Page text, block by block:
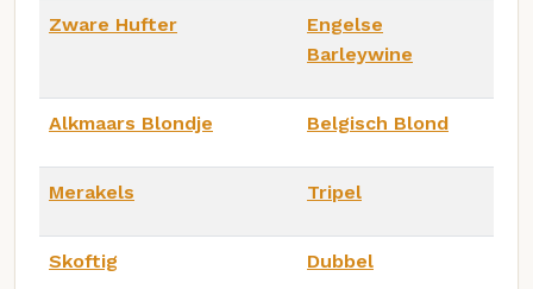
Zware Hufter
Engelse
Barleywine
Alkmaars Blondje Belgisch Blond
Merakels Tripel
Skoftig Dubbel